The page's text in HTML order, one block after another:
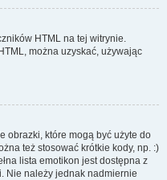
HTML na tej witrynie.
można uzyskać, używając
obrazki, które mogą być użyte do
też stosować krótkie kody, np. :)
lista emotikon jest dostępna z
Nie należy jednak nadmiernie